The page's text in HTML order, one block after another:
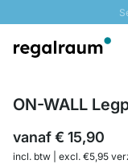
Snelle
ON-WALL
vanaf€ 15,90
incl. btw | excl. €5,95